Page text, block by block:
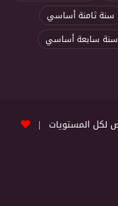
سنة ثامنة أساسي
سنة سابعة أساسي